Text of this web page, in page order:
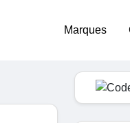
Marques